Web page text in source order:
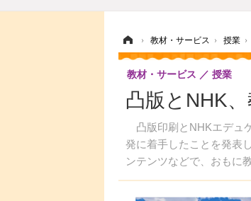
› 教材・サービス › 授業 ›
凸版とNHK
凸版印刷とNHKエデュ
発に着手したことを発表
ンテンツなどで、おもに
教材・サービス 授業